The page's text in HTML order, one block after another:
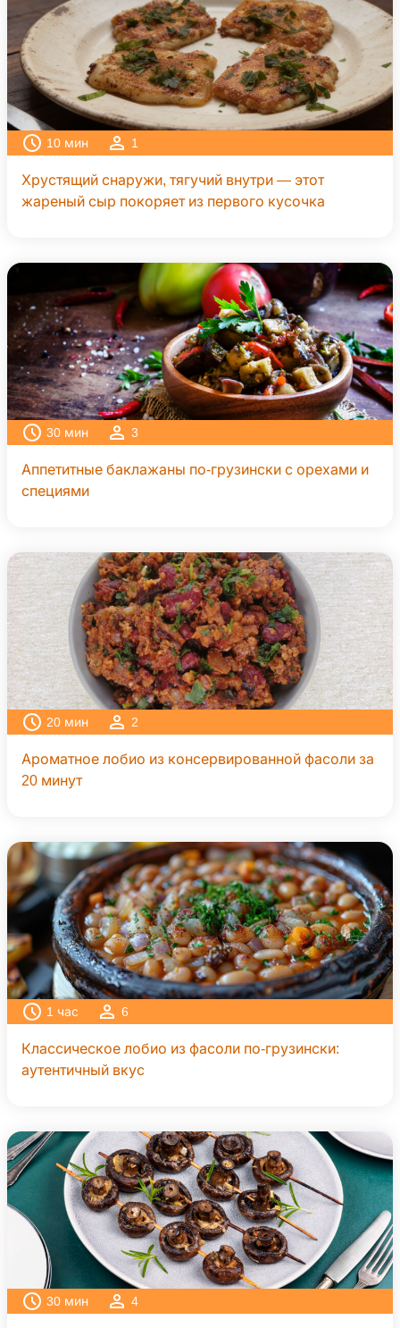
10 мин 1
Хрустящий снаружи, тягучий внутри — этот
жареный сыр покоряет из первого кусочка
30 мин 3
Аппетитные баклажаны по-грузински с орехами и
специями
20 мин 2
Ароматное лобио из консервированной фасоли за
20 минут
1 час 6
Классическое лобио из фасоли по-грузински:
аутентичный вкус
30 мин 4